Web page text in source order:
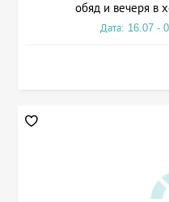
обяд и вечеря в
Дата: 16.07 -